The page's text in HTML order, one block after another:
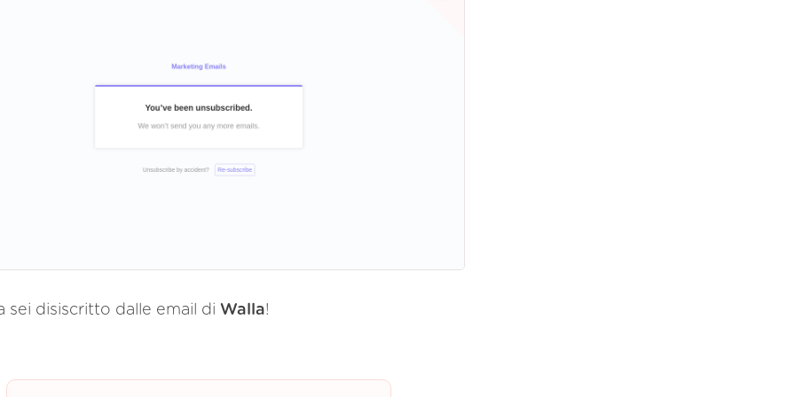
sei disiscritto dalle email di Walla!